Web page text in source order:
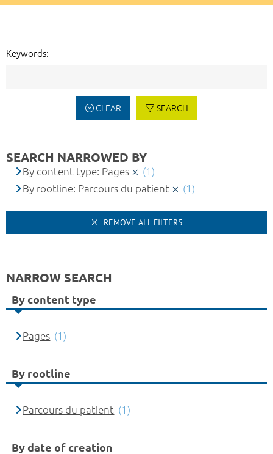
Keywords:
CLEAR SEARCH
SEARCH NARROWED BY
By content type: Pages
(1)
By rootline: Parcours du patient
(1)
REMOVE ALL FILTERS
NARROW SEARCH
By content type
Pages (1)
By rootline
Parcours du patient (1)
By date of creation